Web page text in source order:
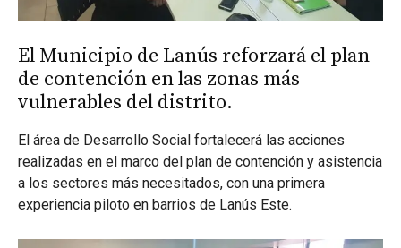
El Municipio de Lanús reforzará el plan
de contención en las zonas más
vulnerables del distrito.
El área de Desarrollo Social fortalecerá las acciones
realizadas en el marco del plan de contención y asistencia
a los sectores más necesitados, con una primera
experiencia piloto en barrios de Lanús Este.